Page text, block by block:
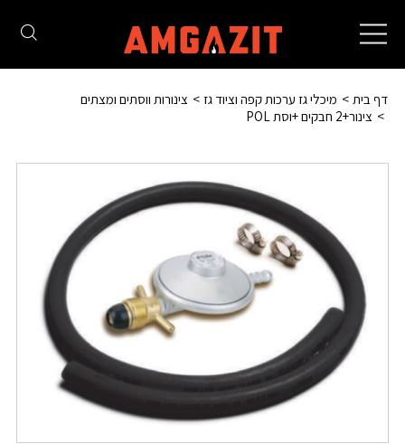
Toggle
navigation
דף בית מיכלי גז ערכות קפה וציוד גז
צינורות ווסתים ומצתים
צינור+2 חבקים +וסת POL